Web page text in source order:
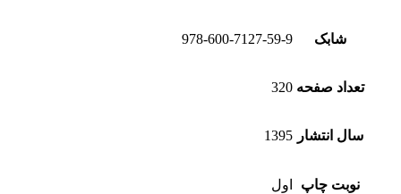
شابک 978-600-7127-59-9
تعداد صفحه 320
سال انتشار 1395
نوبت چاپ اول